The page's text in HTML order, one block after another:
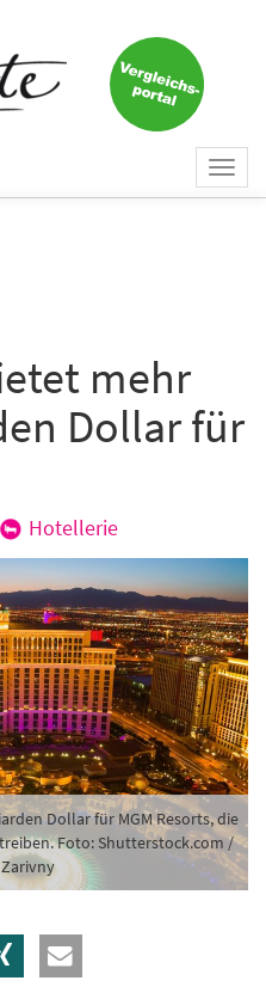
mehr
Dollar für
Hotellerie
Dollar für MGM Resorts, die
Foto: Shutterstock.com /